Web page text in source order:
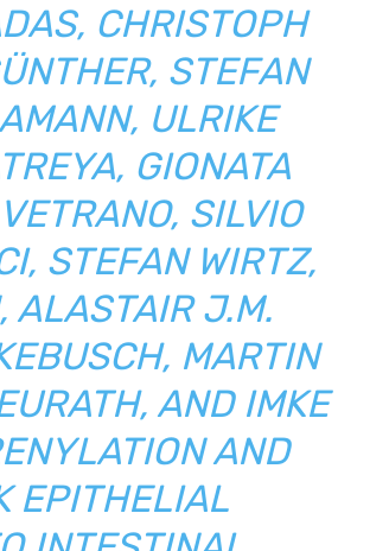
CHRISTOPH
STEFAN
ULRIKE
GIONATA
SILVIO
STEFAN WIRTZ,
ALASTAIR J.M.
MARTIN
AND IMKE
AND
EPITHELIAL